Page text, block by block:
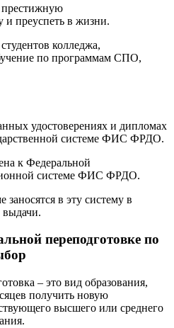
престижную
и преуспеть в жизни.
колледжа,
по программам СПО,
удостоверениях и дипломах
системе ФИС ФРДО.
к Федеральной
системе ФИС ФРДО.
в эту систему в
выдачи.
переподготовке по
– это вид образования,
получить новую
высшего или среднего